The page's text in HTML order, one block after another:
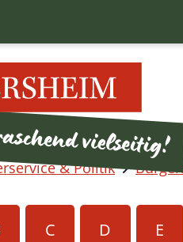
& Politik
C D E